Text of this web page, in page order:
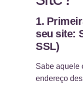
1.
seu site:
SSL)
Sabe aquele
endereço